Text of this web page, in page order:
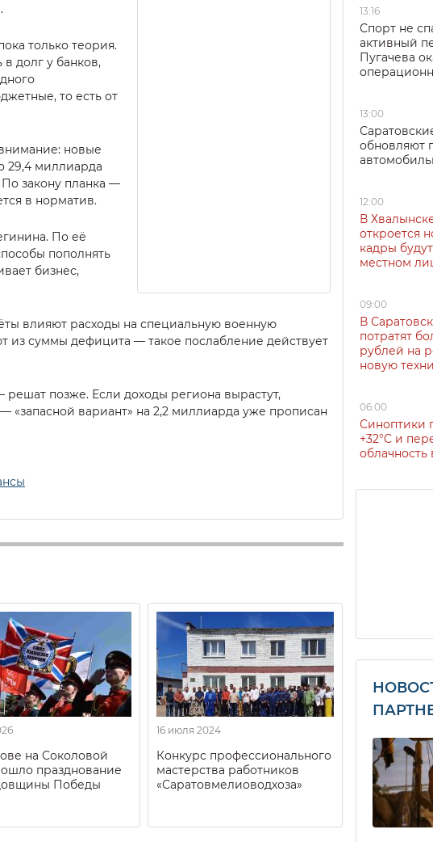
только теория.
долг у банков,
то есть от
новые
29,4 миллиарда
По закону планка —
в норматив.
По её
пополнять
бизнес,
влияют расходы на специальную военную
из суммы дефицита — такое послабление действует
позже. Если доходы региона вырастут,
«запасной вариант» на 2,2 миллиарда уже прописан
на Соколовой
празднование
Победы
16 июля 2024
Конкурс профессионального
мастерства работников
«Саратовмелиоводхоза»
13:16
Спорт не
активный
Пугачева
13:00
обновляют
12:00
В
откроется
кадры
местном
09:00
В
потратят
рублей на
новую
06:00
Синоптики
+32°C и
облачность